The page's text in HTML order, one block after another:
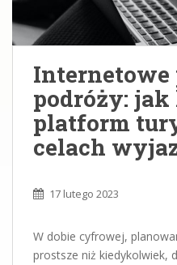
podróży:
platform
celach
17 lutego 2023
W dobie cyfrowej,
prostsze niż kiedykolwiek,